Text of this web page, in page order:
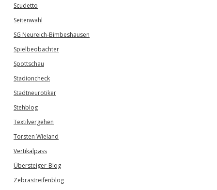
Scudetto
Seitenwahl
SG Neureich-Bimbeshausen
Spielbeobachter
Spottschau
Stadioncheck
Stadtneurotiker
Stehblog
Textilvergehen
Torsten Wieland
Vertikalpass
Übersteiger-Blog
Zebrastreifenblog